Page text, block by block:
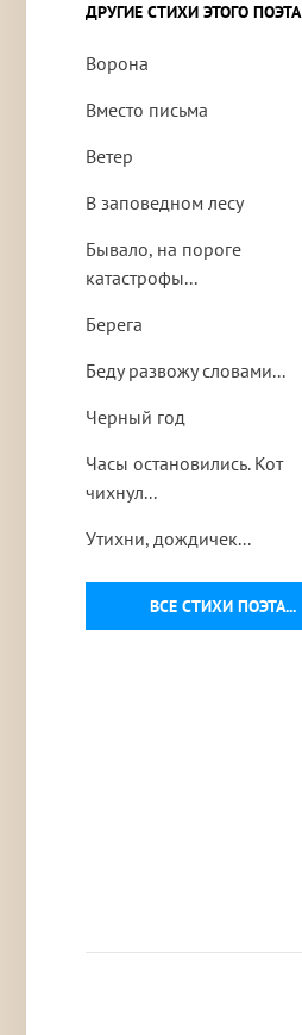
ДРУГИЕ СТИХИ ЭТОГО ПОЭТА
ВСЕ СТИХИ ПОЭТА...
Ворона
Вместо письма
Ветер
В заповедном лесу
Бывало, на пороге
катастрофы...
Берега
Беду развожу словами...
Черный год
Часы остановились. Кот
чихнул...
Утихни, дождичек...